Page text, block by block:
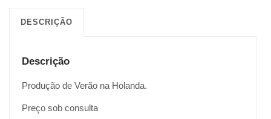
DESCRIÇÃO
Descrição
Produção de Verão na Holanda.
Preço sob consulta